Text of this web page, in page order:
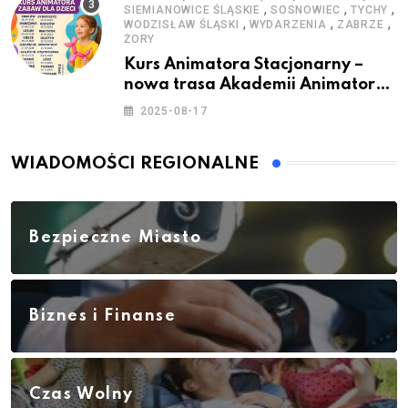
SIEMIANOWICE ŚLĄSKIE ,SOSNOWIEC ,TYCHY ,
WODZISŁAW ŚLĄSKI , WYDARZENIA , ZABRZE ,
ŻORY
Kurs Animatora Stacjonarny –
nowa trasa Akademii Animatora
– jesień 2025
2025-08-17
WIADOMOŚCI REGIONALNE
Bezpieczne Miasto
Biznes i Finanse
Czas Wolny